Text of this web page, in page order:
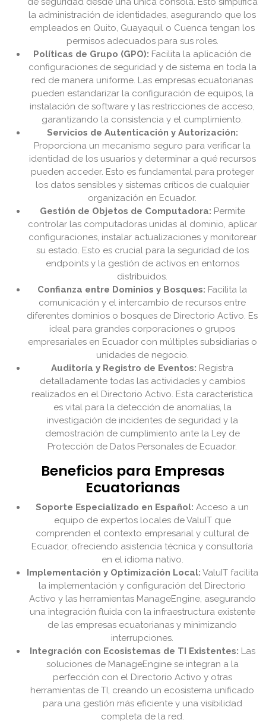
la administración de identidades, asegurando que los
empleados en Quito, Guayaquil o Cuenca tengan los
permisos adecuados para sus roles.
Políticas de Grupo (GPO): Facilita la aplicación de
configuraciones de seguridad y de sistema en toda la
red de manera uniforme. Las empresas ecuatorianas
pueden estandarizar la configuración de equipos, la
instalación de software y las restricciones de acceso,
garantizando la consistencia y el cumplimiento.
Servicios de Autenticación y Autorización:
Proporciona un mecanismo seguro para verificar la
identidad de los usuarios y determinar a qué recursos
pueden acceder. Esto es fundamental para proteger
los datos sensibles y sistemas críticos de cualquier
organización en Ecuador.
Gestión de Objetos de Computadora: Permite
controlar las computadoras unidas al dominio, aplicar
configuraciones, instalar actualizaciones y monitorear
su estado. Esto es crucial para la seguridad de los
endpoints y la gestión de activos en entornos
distribuidos.
Confianza entre Dominios y Bosques: Facilita la
comunicación y el intercambio de recursos entre
diferentes dominios o bosques de Directorio Activo. Es
ideal para grandes corporaciones o grupos
empresariales en Ecuador con múltiples subsidiarias o
unidades de negocio.
Auditoría y Registro de Eventos: Registra
detalladamente todas las actividades y cambios
realizados en el Directorio Activo. Esta característica
es vital para la detección de anomalías, la
investigación de incidentes de seguridad y la
demostración de cumplimiento ante la Ley de
Protección de Datos Personales de Ecuador.
Beneficios para Empresas
Ecuatorianas
Soporte Especializado en Español: Acceso a un
equipo de expertos locales de ValuIT que
comprenden el contexto empresarial y cultural de
Ecuador, ofreciendo asistencia técnica y consultoría
en el idioma nativo.
Implementación y Optimización Local: ValuIT facilita
la implementación y configuración del Directorio
Activo y las herramientas ManageEngine, asegurando
una integración fluida con la infraestructura existente
de las empresas ecuatorianas y minimizando
interrupciones.
Integración con Ecosistemas de TI Existentes: Las
soluciones de ManageEngine se integran a la
perfección con el Directorio Activo y otras
herramientas de TI, creando un ecosistema unificado
para una gestión más eficiente y una visibilidad
completa de la red.